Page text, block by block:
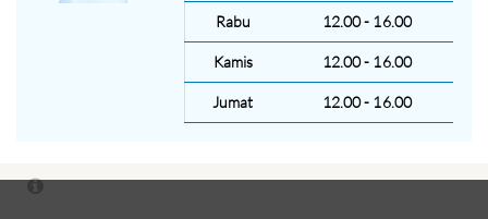
Rabu 12.00 - 16.00
Kamis 12.00 - 16.00
Jumat 12.00 - 16.00